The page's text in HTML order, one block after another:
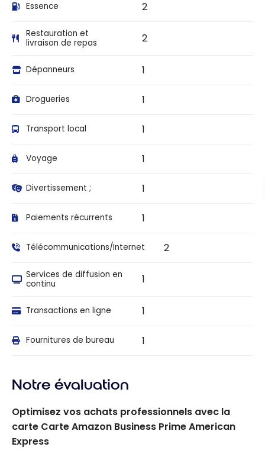
Essence 2
Restauration et
livraison de repas
2
Dépanneurs 1
Drogueries 1
Transport local 1
Voyage 1
Divertissement ; 1
Paiements récurrents 1
Télécommunications/Internet 2
Services de diffusion en
continu
1
Transactions en ligne 1
Fournitures de bureau 1
Notre évaluation
Optimisez vos achats professionnels avec la
carte Carte Amazon Business Prime American
Express